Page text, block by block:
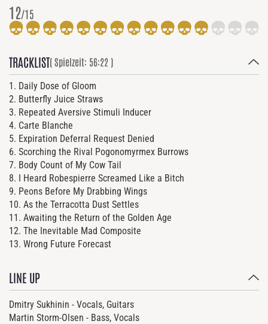
12/15
TRACKLIST( Spielzeit: 56:22 )
1. Daily Dose of Gloom
2. Butterfly Juice Straws
3. Repeated Aversive Stimuli Inducer
4. Carte Blanche
5. Expiration Deferral Request Denied
6. Scorching the Rival Pogonomyrmex Burrows
7. Body Count of My Cow Tail
8. I Heard Robespierre Screamed Like a Bitch
9. Peons Before My Drabbing Wings
10. As the Terracotta Dust Settles
11. Awaiting the Return of the Golden Age
12. The Inevitable Mad Composite
13. Wrong Future Forecast
LINE UP
Dmitry Sukhinin - Vocals, Guitars
Martin Storm-Olsen - Bass, Vocals